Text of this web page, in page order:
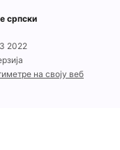
српски
2022
на своју веб